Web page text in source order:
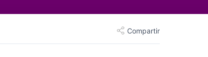
Compartir